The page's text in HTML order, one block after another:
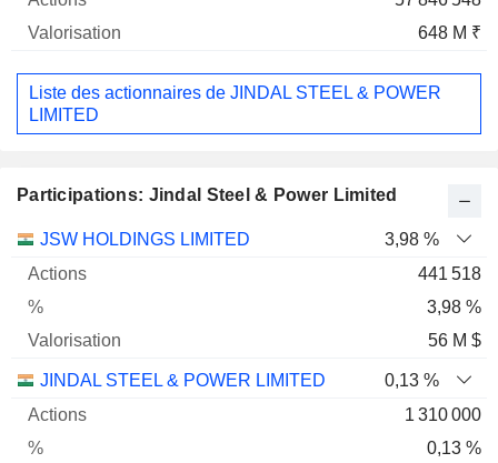
648 M ₹
Liste des actionnaires de JINDAL STEEL & POWER
LIMITED
Participations: Jindal Steel & Power Limited
Nom Actions % Valorisation
JSW HOLDINGS LIMITED
3,98 %
441 518
3,98 %
56 M $
JINDAL STEEL & POWER LIMITED
0,13 %
1 310 000
0,13 %